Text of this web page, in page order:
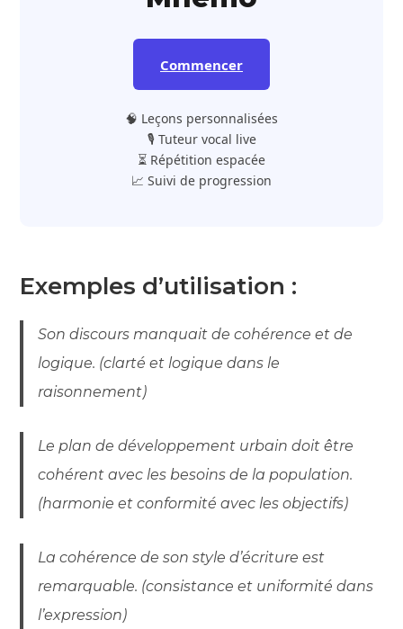
Commencer
🧠 Leçons personnalisées
🎙️ Tuteur vocal live
⏳ Répétition espacée
📈 Suivi de progression
Exemples d’utilisation :
Son discours manquait de cohérence et de
logique. (clarté et logique dans le
raisonnement)
Le plan de développement urbain doit être
cohérent avec les besoins de la population.
(harmonie et conformité avec les objectifs)
La cohérence de son style d’écriture est
remarquable. (consistance et uniformité dans
l’expression)